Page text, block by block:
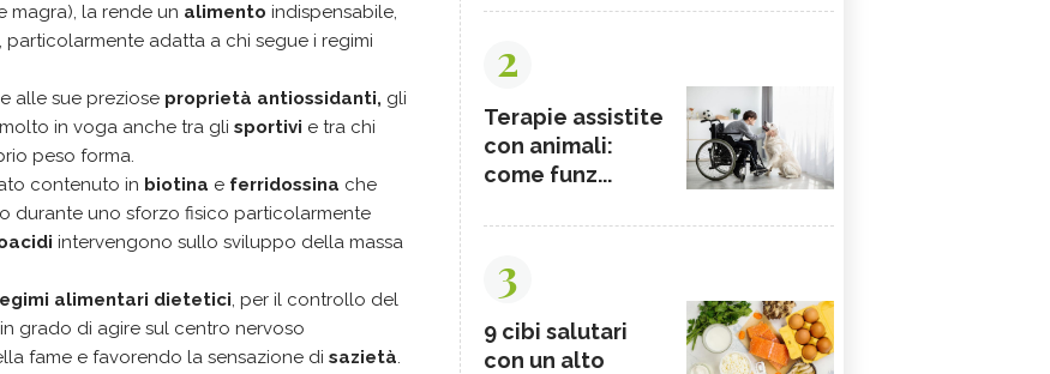
magra), la rende un alimento indispensabile,
adatta a chi segue i regimi
alle sue preziose proprietà antiossidanti, gli
in voga anche tra gli sportivi e tra chi
peso forma.
contenuto in biotina e ferridossina che
durante uno sforzo fisico particolarmente
intervengono sullo sviluppo della massa
alimentari dietetici, per il controllo del
in grado di agire sul centro nervoso
fame e favorendo la sensazione di sazietà.
2
Terapie assistite
con animali:
come funz...
3
9 cibi salutari
con un alto